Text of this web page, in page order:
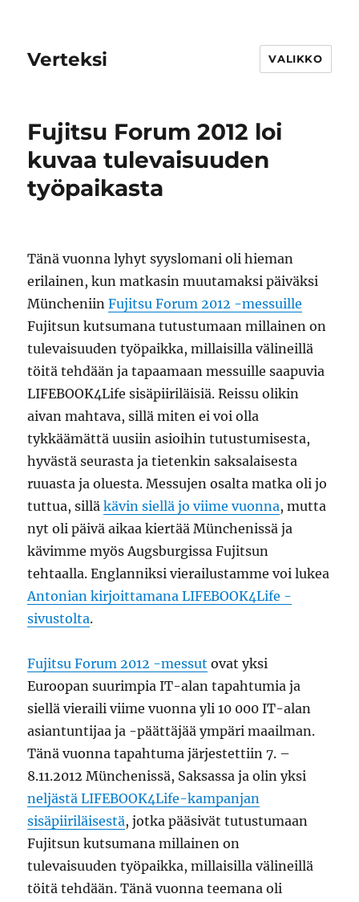
Verteksi VALIKKO
Fujitsu Forum 2012 loi
kuvaa tulevaisuuden
työpaikasta
Tänä vuonna lyhyt syyslomani oli hieman
erilainen, kun matkasin muutamaksi päiväksi
MüncheniinFujitsu Forum 2012 -messuille
Fujitsun kutsumana tutustumaan millainen on
tulevaisuuden työpaikka, millaisilla välineillä
töitä tehdään ja tapaamaan messuille saapuvia
LIFEBOOK4Life sisäpiiriläisiä. Reissu olikin
aivan mahtava, sillä miten ei voi olla
tykkäämättä uusiin asioihin tutustumisesta,
hyvästä seurasta ja tietenkin saksalaisesta
ruuasta ja oluesta. Messujen osalta matka oli jo
tuttua, silläkävin siellä jo viime vuonna, mutta
nyt oli päivä aikaa kiertää Münchenissä ja
kävimme myös Augsburgissa Fujitsun
tehtaalla. Englanniksi vierailustamme voi lukea
Antonian kirjoittamana LIFEBOOK4Life -
sivustolta.
Fujitsu Forum 2012 -messut ovat yksi
Euroopan suurimpia IT-alan tapahtumia ja
siellä vieraili viime vuonna yli 10 000 IT-alan
asiantuntijaa ja -päättäjää ympäri maailman.
Tänä vuonna tapahtuma järjestettiin 7. –
8.11.2012 Münchenissä, Saksassa ja olin yksi
neljästä LIFEBOOK4Life-kampanjan
sisäpiiriläisestä, jotka pääsivät tutustumaan
Fujitsun kutsumana millainen on
tulevaisuuden työpaikka, millaisilla välineillä
töitä tehdään. Tänä vuonna teemana oli